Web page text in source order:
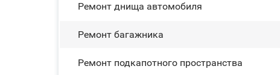
Ремонт днища автомобиля
Ремонт багажника
Ремонт подкапотного пространства